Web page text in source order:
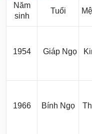
Năm
sinh
Tuổi
1954 Giáp Ngọ
1966 Bính Ngọ